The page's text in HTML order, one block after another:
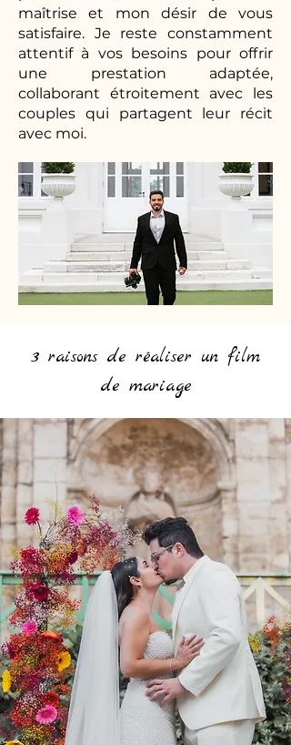
maîtrise et mon désir de vous
satisfaire. Je reste constamment
attentif à vos besoins pour offrir
une prestation adaptée,
collaborant étroitement avec les
couples qui partagent leur récit
avec moi.
3 raisons de réaliser un film
de mariage